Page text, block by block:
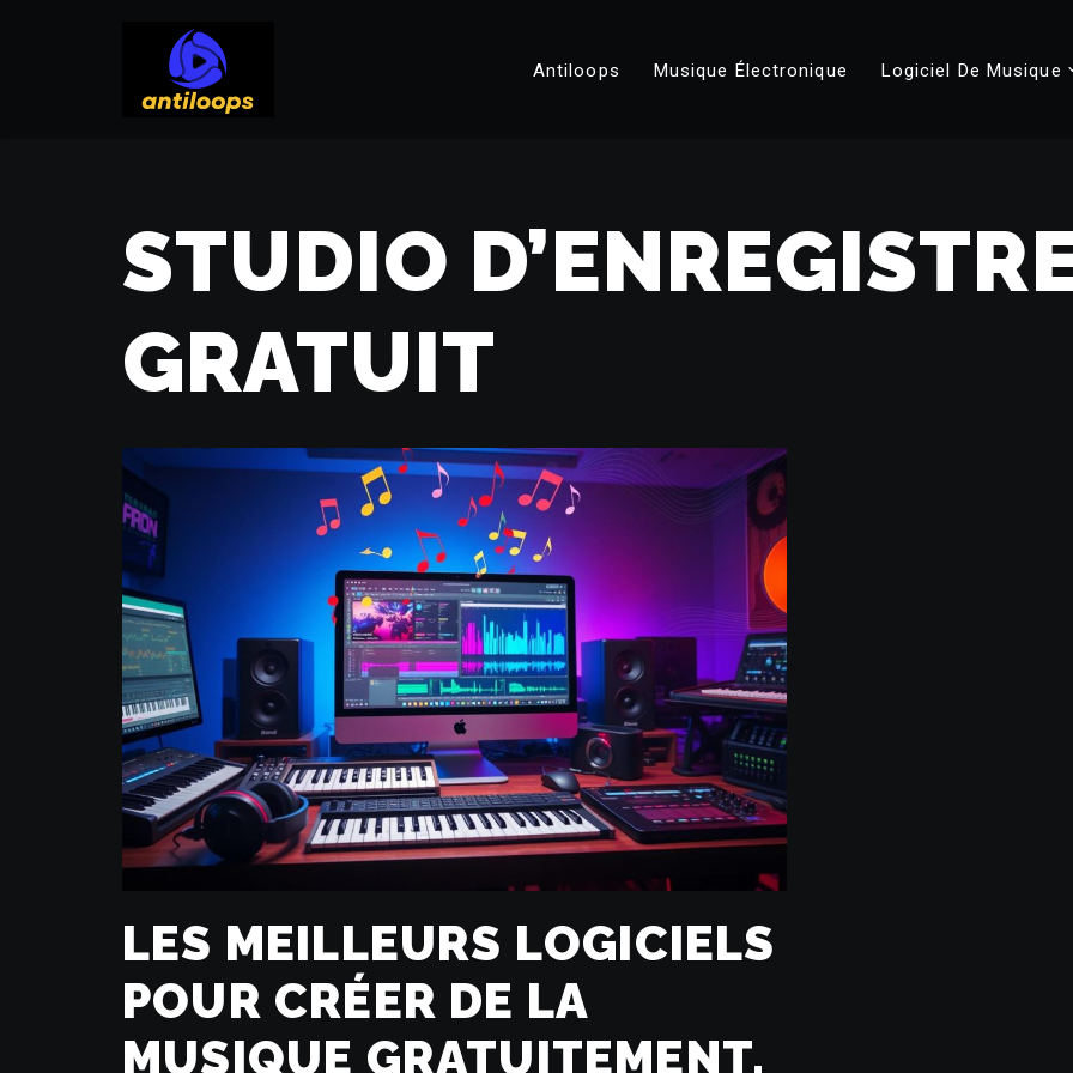
Antiloops Musique Électronique Logiciel De Musique
STUDIO
GRATUIT
LES MEILLEURS LOGICIELS
POUR CRÉER DE LA
MUSIQUE GRATUITEMENT.